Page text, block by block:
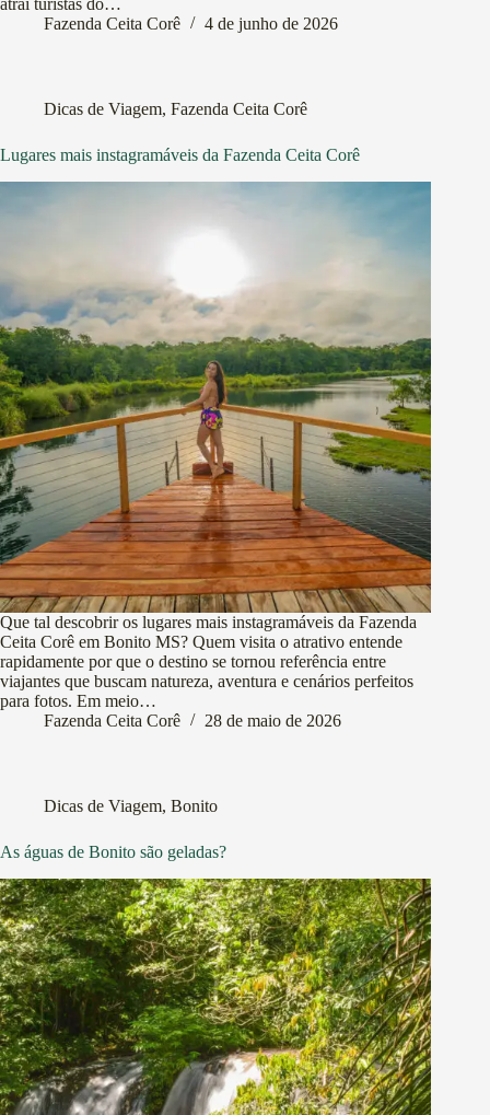
atrai turistas do…
Fazenda Ceita Corê
4 de junho de 2026
Dicas de Viagem, Fazenda Ceita Corê
Lugares mais instagramáveis da Fazenda Ceita Corê
Que tal descobrir os lugares mais instagramáveis da Fazenda
Ceita Corê em Bonito MS? Quem visita o atrativo entende
rapidamente por que o destino se tornou referência entre
viajantes que buscam natureza, aventura e cenários perfeitos
para fotos. Em meio…
Fazenda Ceita Corê
28 de maio de 2026
Dicas de Viagem, Bonito
As águas de Bonito são geladas?